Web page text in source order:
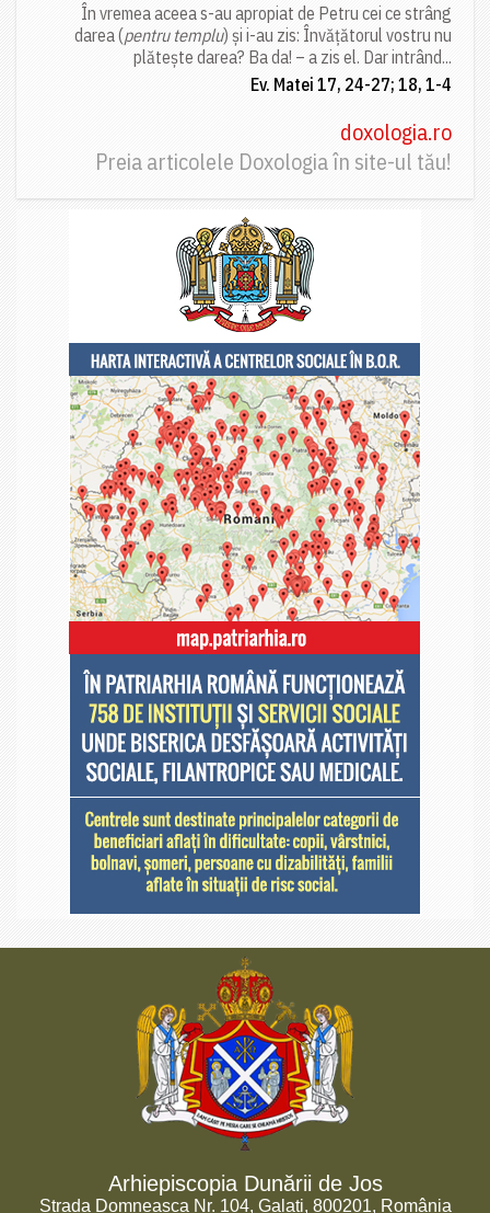
În vremea aceea s-au apropiat de Petru cei ce strâng
darea (pentru templu) și i-au zis: Învățătorul vostru nu
plătește darea? Ba da! – a zis el. Dar intrând...
Ev. Matei 17, 24-27; 18, 1-4
doxologia.ro
Preia articolele Doxologia în site-ul tău!
Arhiepiscopia Dunării de Jos
Strada Domneasca Nr. 104, Galați, 800201, România